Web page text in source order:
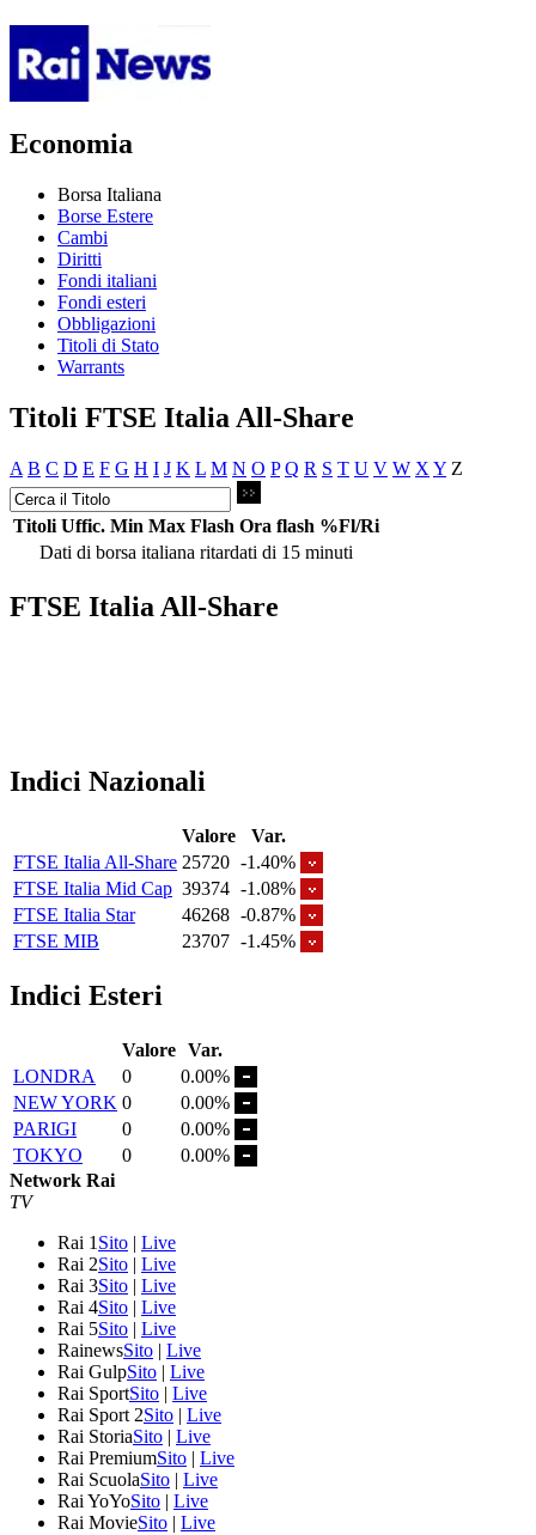
Economia
Borsa Italiana
Borse Estere
Cambi
Diritti
Fondi italiani
Fondi esteri
Obbligazioni
Titoli di Stato
Warrants
Titoli FTSE Italia All-Share
A B C D E F G H I J K L M N O P Q R S T U V W X Y Z
Titoli Uffic. Min Max Flash Ora flash %Fl/Ri
Dati di borsa italiana ritardati di 15 minuti
FTSE Italia All-Share
Indici Nazionali
Valore
Var.
FTSE Italia All-Share 25720 -1.40%
FTSE Italia Mid Cap 39374 -1.08%
FTSE Italia Star
46268 -0.87%
FTSE MIB
23707 -1.45%
Indici Esteri
Valore Var.
LONDRA
0
0.00%
NEW YORK 0
0.00%
PARIGI
0
0.00%
TOKYO
0
0.00%
Network Rai
TV
Rai 1 Sito | Live
Rai 2Sito | Live
Rai 3Sito | Live
Rai 4Sito | Live
Rai 5Sito | Live
RainewsSito | Live
Rai GulpSito | Live
Rai SportSito | Live
Rai Sport 2Sito | Live
Rai StoriaSito | Live
Rai PremiumSito | Live
Rai ScuolaSito | Live
Rai YoYoSito | Live
Rai MovieSito | Live